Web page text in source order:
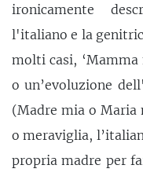
ironicamente
l'italiano e la
molti casi, ‘Mamma
o un’evoluzione
(Madre mia o Maria
o meraviglia,
propria madre per